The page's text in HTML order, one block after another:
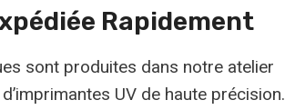
Rapidement
sont produites dans notre atelier
UV de haute précision.